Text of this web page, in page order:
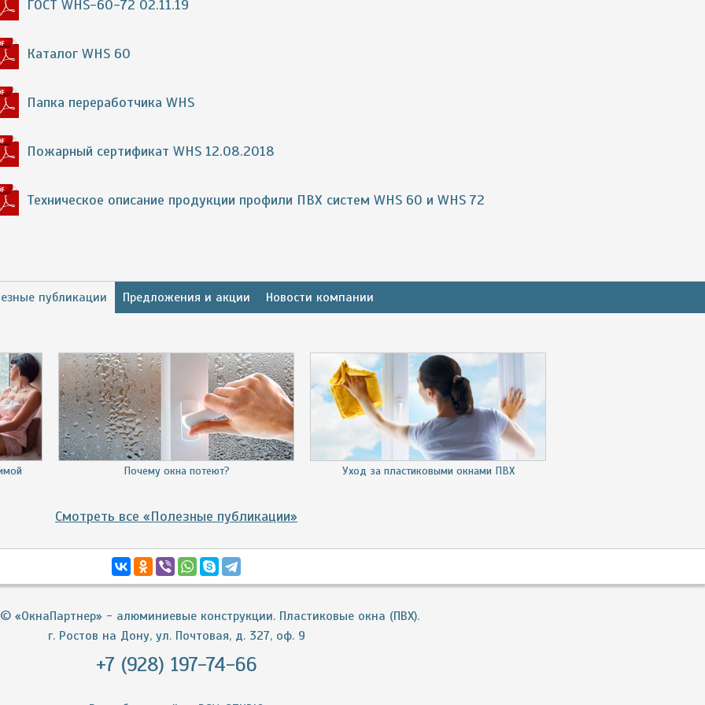
ГОСТ WHS-60-72 02.11.19
Каталог WHS 60
Папка переработчика WHS
Пожарный сертификат WHS 12.08.2018
Техническое описание продукции профили ПВХ систем WHS 60 и WHS 72
публикации Предложения и акции Новости компании
Почему окна потеют? Уход за пластиковыми окнами ПВХ
Смотреть все «Полезные публикации»
«ОкнаПартнер» - алюминиевые конструкции. Пластиковые окна (ПВХ).
г. Ростов на Дону, ул. Почтовая, д. 327, оф. 9
+7 (928) 197-74-66